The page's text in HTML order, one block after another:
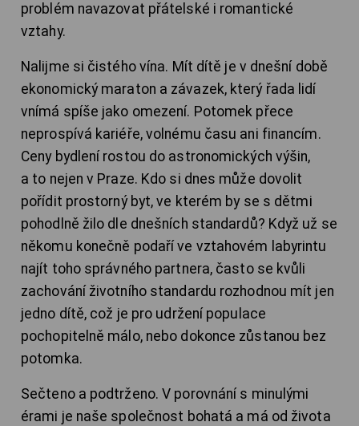
problém navazovat přátelské i romantické
vztahy.
Nalijme si čistého vína. Mít dítě je v dnešní době
ekonomický maraton a závazek, který řada lidí
vnímá spíše jako omezení. Potomek přece
neprospívá kariéře, volnému času ani financím.
Ceny bydlení rostou do astronomických výšin,
a to nejen v Praze. Kdo si dnes může dovolit
pořídit prostorný byt, ve kterém by se s dětmi
pohodlně žilo dle dnešních standardů? Když už se
někomu konečně podaří ve vztahovém labyrintu
najít toho správného partnera, často se kvůli
zachování životního standardu rozhodnou mít jen
jedno dítě, což je pro udržení populace
pochopitelně málo, nebo dokonce zůstanou bez
potomka.
Sečteno a podtrženo. V porovnání s minulými
érami je naše společnost bohatá a má od života